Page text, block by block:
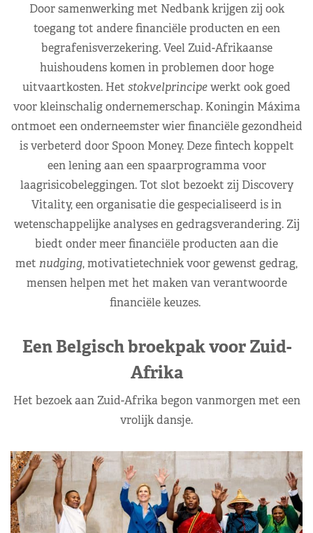
Door samenwerking met Nedbank krijgen zij ook
toegang tot andere financiële producten en een
begrafenisverzekering. Veel Zuid-Afrikaanse
huishoudens komen in problemen door hoge
uitvaartkosten. Het stokvelprincipewerkt ook goed
voor kleinschalig ondernemerschap. Koningin Máxima
ontmoet een onderneemster wier financiële gezondheid
is verbeterd door Spoon Money. Deze fintech koppelt
een lening aan een spaarprogramma voor
laagrisicobeleggingen. Tot slot bezoekt zij Discovery
Vitality, een organisatie die gespecialiseerd is in
wetenschappelijke analyses en gedragsverandering. Zij
biedt onder meer financiële producten aan die
met nudging, motivatietechniek voor gewenst gedrag,
mensen helpen met het maken van verantwoorde
financiële keuzes.
Een Belgisch broekpak voor Zuid-
Afrika
Het bezoek aan Zuid-Afrika begon vanmorgen met een
vrolijk dansje.